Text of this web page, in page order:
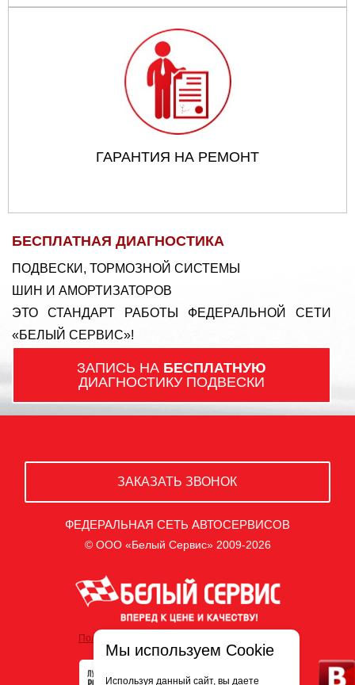
ГАРАНТИЯ НА РЕМОНТ
БЕСПЛАТНАЯ ДИАГНОСТИКА
ПОДВЕСКИ, ТОРМОЗНОЙ СИСТЕМЫ
ШИН И АМОРТИЗАТОРОВ
ЭТО СТАНДАРТ РАБОТЫ ФЕДЕРАЛЬНОЙ СЕТИ
«БЕЛЫЙ СЕРВИС»!
ЗАПИСЬ НА БЕСПЛАТНУЮ
ДИАГНОСТИКУ ПОДВЕСКИ
ЗАКАЗАТЬ ЗВОНОК
ФЕДЕРАЛЬНАЯ СЕТЬ АВТОСЕРВИСОВ
© ООО «Белый Сервис» 2009-2026
Политика обработки персональных данных
Мы используем Cookie
Используя данный сайт, вы даете